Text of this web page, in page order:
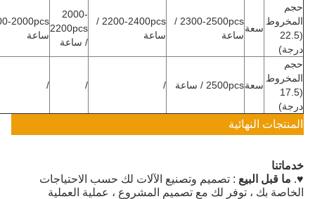
سعة
2300-2500pcs /
ساعة
2200-2400pcs /
2200pcs
1500-2000pcs /
ساعة
سعة2500pcs / ساعة /
النهائية
قبل البيع: تصميم وتصنيع الآلات لك حسب الاحتياجات
بك ، توفر لك مع تصميم المشروع ، عملية العملية